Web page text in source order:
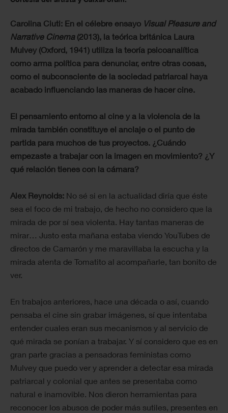
Carolina Ciuti: En el célebre ensayo Visual Pleasure and
Narrative Cinema(2013), la teórica británica Laura
Mulvey (Oxford, 1941) utiliza la teoría psicoanalítica
como arma política para denunciar, entre otras cosas,
como el subconsciente de la sociedad patriarcal haya
acabado influenciando las maneras de hacer cine.
El pensamiento entorno al cine y a la violencia de la
mirada también constituye el anclaje o el punto de
partida para muchos de tus proyectos. ¿Cuándo
empezaste a trabajar con la imagen en movimiento? ¿Y
qué relación tienes con la cámara?
Alex Reynolds: No sé si en la actualidad diría que éste
sea el foco de mi trabajo, de hecho no considero que la
mirada de por sí sea violenta. Hay tantas maneras de
mirar… Justo esta mañana estaba viendo YouTubes de
directos de Camarón y me maravillaba la escucha y la
mirada atenta de Tomatito al acompañarle, tan bonito de
ver.
En trabajos anteriores, hace una década o así, cuando
pensaba el cine sin grabar imágenes, sí que intentaba
entender cuales eran sus mecanismos y al servicio de
qué mirada se ponían a trabajar. Y sí considero que es en
gran parte gracias a pensadoras feministas como
Mulvey que puedo ver y aprender a detectar esa mirada
patriarcal y colonial que antes se presentaba como
natural e inamovible. Nos dieron herramientas para
reconocer los abusos de poder más sutiles, presentes en